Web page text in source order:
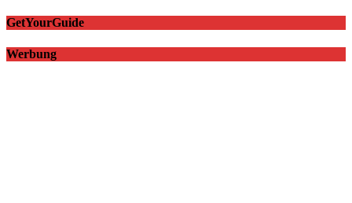
GetYourGuide
Werbung